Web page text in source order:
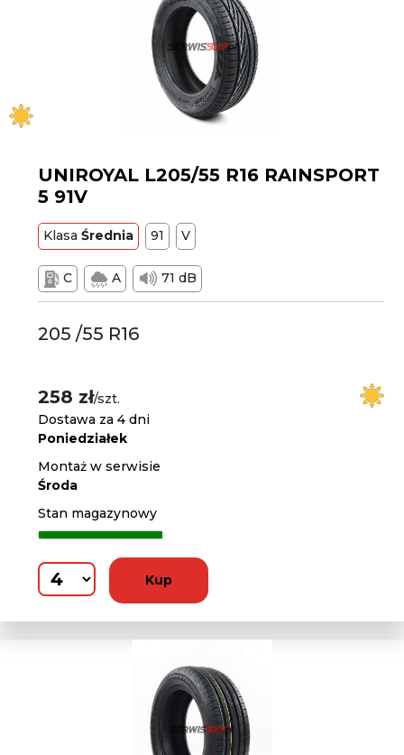
UNIROYAL L205/55 R16 RAINSPORT
5 91V
KlasaŚrednia 91 V
C A 71 dB
205 /55 R16
258 zł/szt.
Dostawa za 4 dni
Poniedziałek
Montaż w serwisie
Środa
Stan magazynowy
Kup